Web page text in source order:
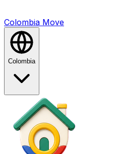
Colombia Move
Colombia